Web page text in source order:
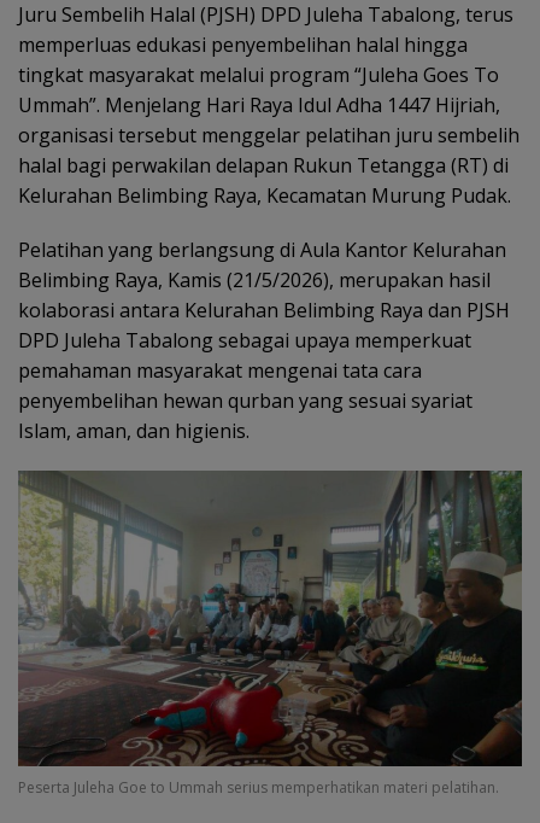
Juru Sembelih Halal (PJSH) DPD Juleha Tabalong, terus
memperluas edukasi penyembelihan halal hingga
tingkat masyarakat melalui program “Juleha Goes To
Ummah”. Menjelang Hari Raya Idul Adha 1447 Hijriah,
organisasi tersebut menggelar pelatihan juru sembelih
halal bagi perwakilan delapan Rukun Tetangga (RT) di
Kelurahan Belimbing Raya, Kecamatan Murung Pudak.
Pelatihan yang berlangsung di Aula Kantor Kelurahan
Belimbing Raya, Kamis (21/5/2026), merupakan hasil
kolaborasi antara Kelurahan Belimbing Raya dan PJSH
DPD Juleha Tabalong sebagai upaya memperkuat
pemahaman masyarakat mengenai tata cara
penyembelihan hewan qurban yang sesuai syariat
Islam, aman, dan higienis.
Peserta Juleha Goe to Ummah serius memperhatikan materi pelatihan.